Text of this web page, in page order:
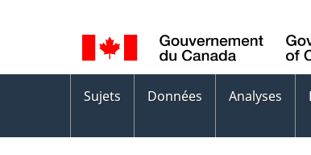
de
la
langue
Language
switcher
Menus
des
sujets
Sujets Données Analyses